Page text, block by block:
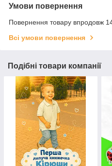
Умови повернення
Повернення товару впродовж
Всі умови повернення
Подібні товари компанії